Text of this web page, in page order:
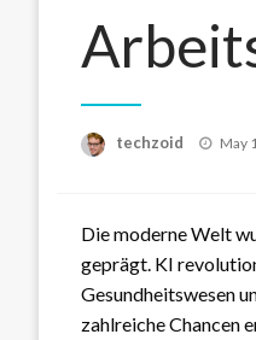
techzoid May
Die moderne Welt
geprägt. KI
Gesundheitswesen
zahlreiche Chancen